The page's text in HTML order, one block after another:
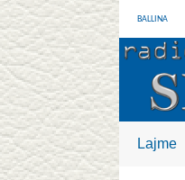
BALLINA
Lajme